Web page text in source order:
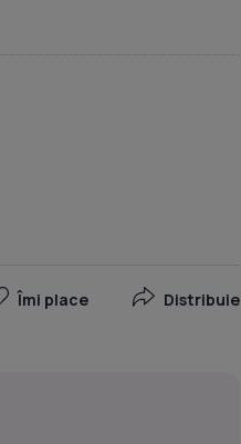
Îmi place Distribuie